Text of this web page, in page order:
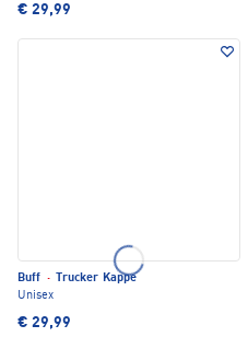
€ 29,99
Buff ·
Trucker Kappe
Unisex
€ 29,99